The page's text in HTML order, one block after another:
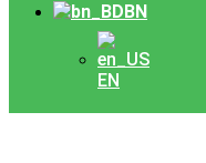
BN
EN